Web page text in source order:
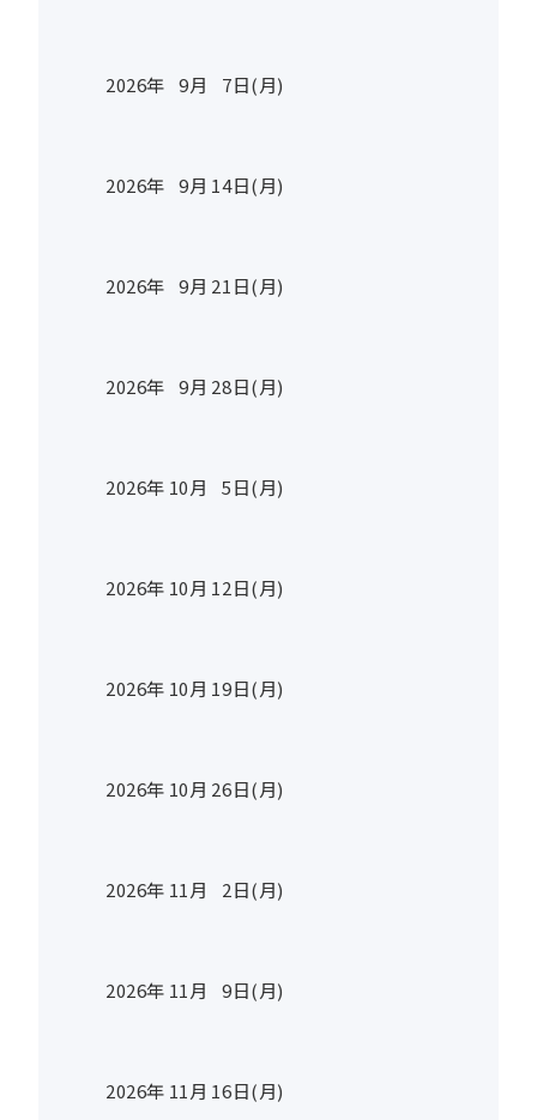
2026年 9月 7日(月)
2026年 9月 14日(月)
2026年 9月 21日(月)
2026年 9月 28日(月)
2026年 10月 5日(月)
2026年 10月 12日(月)
2026年 10月 19日(月)
2026年 10月 26日(月)
2026年 11月 2日(月)
2026年 11月 9日(月)
2026年 11月 16日(月)